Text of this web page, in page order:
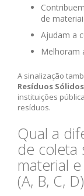
de
Ajudam a
Melhoram
A sinalização
Resíduos
instituições
resíduos.
Qual a
de coleta
material
(A, B, C,